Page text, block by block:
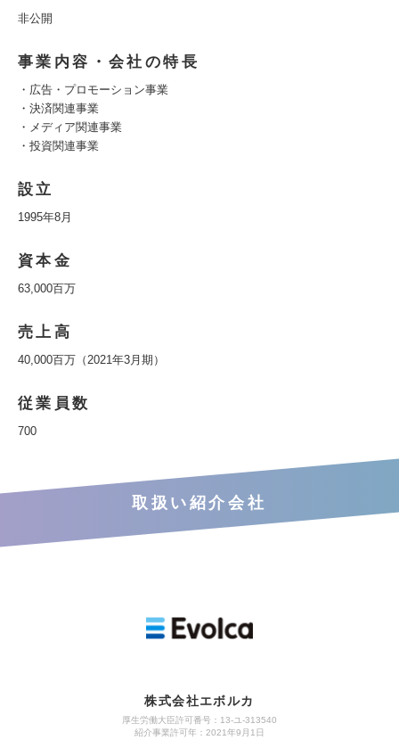
非公開
事業内容・会社の特長
・広告・プロモーション事業
・決済関連事業
・メディア関連事業
・投資関連事業
設立
1995年8月
資本金
63,000百万
売上高
40,000百万（2021年3月期）
従業員数
700
取扱い紹介会社
株式会社エボルカ
厚生労働大臣許可番号：13‐ユ‐313540
紹介事業許可年：2021年9月1日